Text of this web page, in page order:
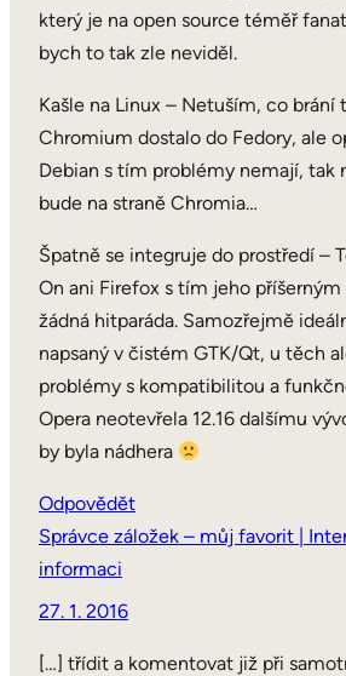
který je na open source téměř
bych to tak zle neviděl.
Kašle na Linux – Netuším, co brání
Chromium dostalo do Fedory, ale
Debian s tím problémy nemají, tak
bude na straně Chromia…
Špatně se integruje do prostředí –
On ani Firefox s tím jeho
žádná hitparáda. Samozřejmě
napsaný v čistém GTK/Qt, u těch
problémy s kompatibilitou a
Opera neotevřela 12.16 dalšímu
by byla nádhera
Odpovědět
Správce záložek – můj favorit |
informaci
27. 1. 2016
[…] třídit a komentovat již při